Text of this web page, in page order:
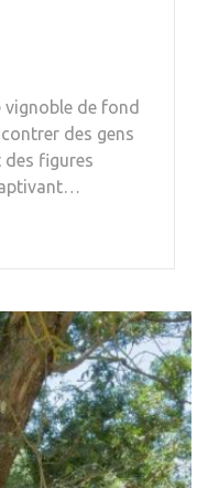
vignoble de fond
des gens
figures